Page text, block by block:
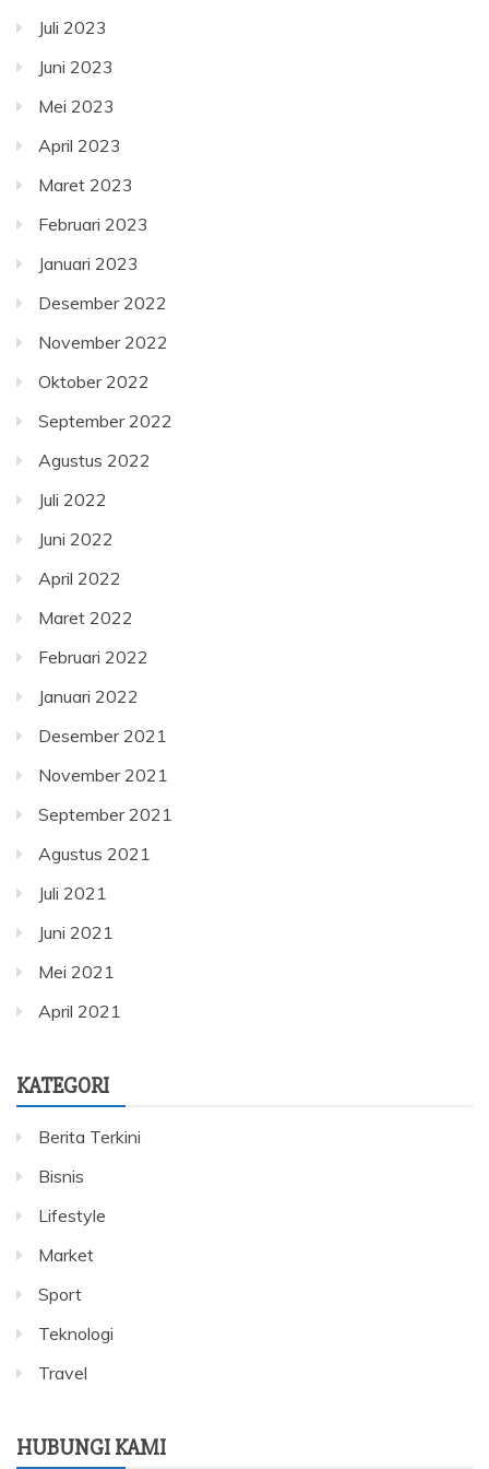
Juli 2023
Juni 2023
Mei 2023
April 2023
Maret 2023
Februari 2023
Januari 2023
Desember 2022
November 2022
Oktober 2022
September 2022
Agustus 2022
Juli 2022
Juni 2022
April 2022
Maret 2022
Februari 2022
Januari 2022
Desember 2021
November 2021
September 2021
Agustus 2021
Juli 2021
Juni 2021
Mei 2021
April 2021
KATEGORI
Berita Terkini
Bisnis
Lifestyle
Market
Sport
Teknologi
Travel
HUBUNGI KAMI